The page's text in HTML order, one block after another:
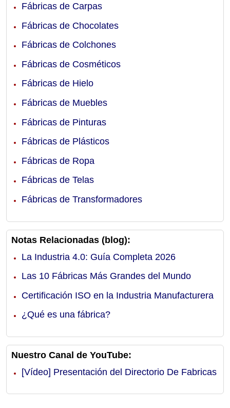
Fábricas de Carpas
Fábricas de Chocolates
Fábricas de Colchones
Fábricas de Cosméticos
Fábricas de Hielo
Fábricas de Muebles
Fábricas de Pinturas
Fábricas de Plásticos
Fábricas de Ropa
Fábricas de Telas
Fábricas de Transformadores
Notas Relacionadas (blog):
La Industria 4.0: Guía Completa 2026
Las 10 Fábricas Más Grandes del Mundo
Certificación ISO en la Industria Manufacturera
¿Qué es una fábrica?
Nuestro Canal de YouTube:
[Vídeo] Presentación del Directorio De Fabricas